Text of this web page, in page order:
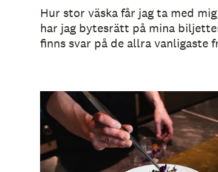
Hur stor väska får jag ta med
har jag bytesrätt på mina
finns svar på de allra vanligaste